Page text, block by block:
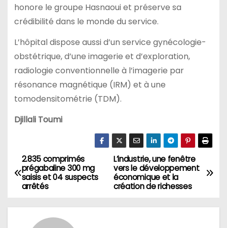
honore le groupe Hasnaoui et préserve sa
crédibilité dans le monde du service.
L’hôpital dispose aussi d’un service gynécologie-
obstétrique, d’une imagerie et d’exploration,
radiologie conventionnelle à l’imagerie par
résonance magnétique (IRM) et à une
tomodensitométrie (TDM).
Djillali Toumi
N
a
v
L’industrie, une fenêtre
vers le développement
économique et la
création de richesses
2.835 comprimés
prégabaline 300 mg
saisis et 04 suspects
arrêtés